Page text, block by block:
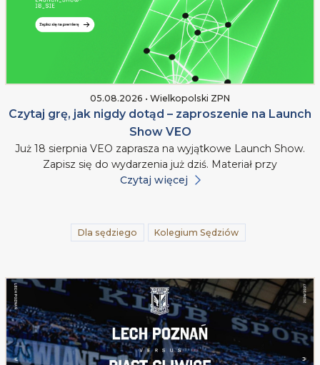
05.08.2026 • Wielkopolski ZPN
Czytaj grę, jak nigdy dotąd – zaproszenie na Launch
Show VEO
Już 18 sierpnia VEO zaprasza na wyjątkowe Launch Show.
Zapisz się do wydarzenia już dziś. Materiał przy
Czytaj więcej
Dla sędziego Kolegium Sędziów